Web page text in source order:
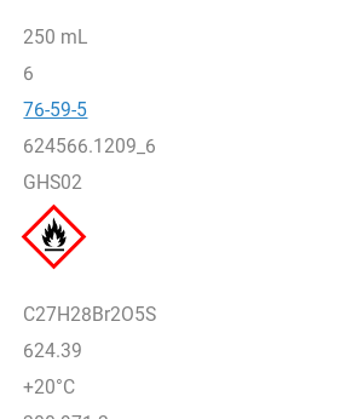
250 mL
6
76-59-5
624566.1209_6
GHS02
C27H28Br2O5S
624.39
+20°C